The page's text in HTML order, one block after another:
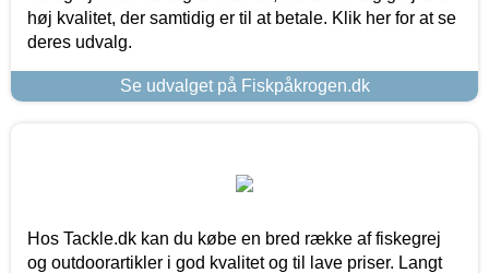
høj kvalitet, der samtidig er til at betale. Klik her for at se
deres udvalg.
Se udvalget på Fiskpåkrogen.dk
Hos Tackle.dk kan du købe en bred række af fiskegrej
og outdoorartikler i god kvalitet og til lave priser. Langt